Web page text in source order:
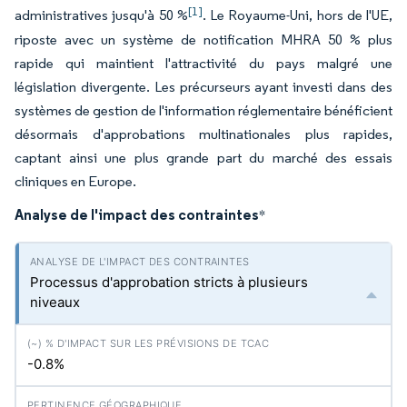
administratives jusqu'à 50 %[1]. Le Royaume-Uni, hors de l'UE,
riposte avec un système de notification MHRA 50 % plus
rapide qui maintient l'attractivité du pays malgré une
législation divergente. Les précurseurs ayant investi dans des
systèmes de gestion de l'information réglementaire bénéficient
désormais d'approbations multinationales plus rapides,
captant ainsi une plus grande part du marché des essais
cliniques en Europe.
Analyse de l'impact des contraintes*
Processus d'approbation stricts à plusieurs
niveaux
-0.8%